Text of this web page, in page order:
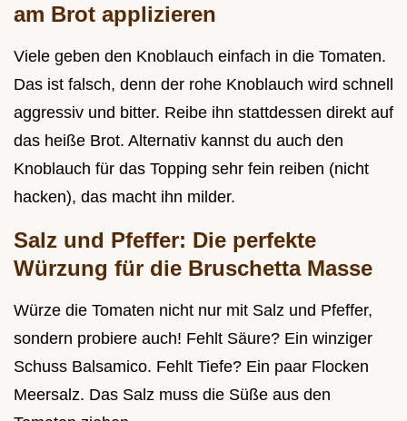
am Brot applizieren
Viele geben den Knoblauch einfach in die Tomaten.
Das ist falsch, denn der rohe Knoblauch wird schnell
aggressiv und bitter. Reibe ihn stattdessen direkt auf
das heiße Brot. Alternativ kannst du auch den
Knoblauch für das Topping sehr fein reiben (nicht
hacken), das macht ihn milder.
Salz und Pfeffer: Die perfekte
Würzung für die Bruschetta Masse
Würze die Tomaten nicht nur mit Salz und Pfeffer,
sondern probiere auch! Fehlt Säure? Ein winziger
Schuss Balsamico. Fehlt Tiefe? Ein paar Flocken
Meersalz. Das Salz muss die Süße aus den